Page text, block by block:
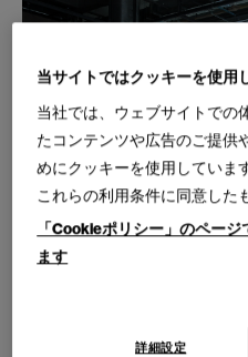
PROJECTS
MAGAZINE
SUPPORT
SHOPS
CATALOGUES
PROFESSIONAL
当サイトではクッキーを使用
当社では、ウェブサイトでの
たコンテンツや広告のご提供
めにクッキーを使用していま
これらの利用条件に同意した
「Cookieポリシー」のペー
ます
詳細設定